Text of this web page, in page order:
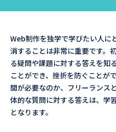
Web制作を独学で学びたい人に
消することは非常に重要です。
る疑問や課題に対する答えを知
ことができ、挫折を防ぐことが
間が必要なのか、フリーランス
体的な質問に対する答えは、学
となります。